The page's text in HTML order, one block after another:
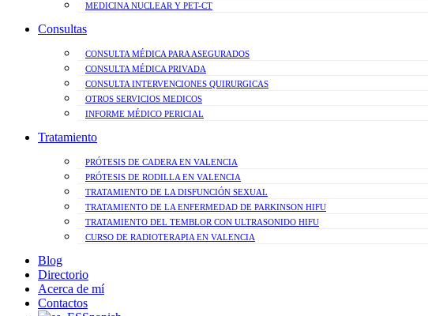
MEDICINA NUCLEAR Y PET-CT
Consultas
CONSULTA MÉDICA PARA ASEGURADOS
CONSULTA MÉDICA PRIVADA
CONSULTA INTERVENCIONES QUIRURGICAS
OTROS SERVICIOS MEDICOS
INFORME MÉDICO PERICIAL
Tratamiento
PRÓTESIS DE CADERA EN VALENCIA
PRÓTESIS DE RODILLA EN VALENCIA
TRATAMIENTO DE LA DISFUNCIÓN SEXUAL
TRATAMIENTO DE LA ENFERMEDAD DE PARKINSON HIFU
TRATAMIENTO DEL TEMBLOR CON ULTRASONIDO HIFU
CURSO DE RADIOTERAPIA EN VALENCIA
Blog
Directorio
Acerca de mí
Contactos